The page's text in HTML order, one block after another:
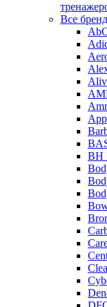
Все
BH